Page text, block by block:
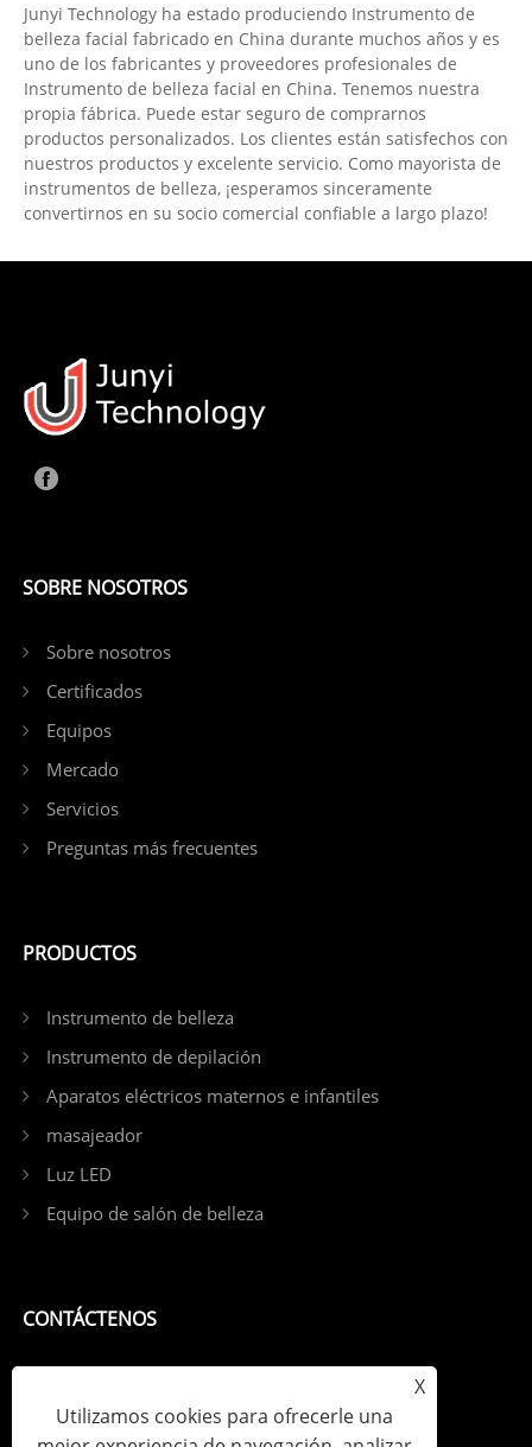
Junyi Technology ha estado produciendo Instrumento de
belleza facial fabricado en China durante muchos años y es
uno de los fabricantes y proveedores profesionales de
Instrumento de belleza facial en China. Tenemos nuestra
propia fábrica. Puede estar seguro de comprarnos
productos personalizados. Los clientes están satisfechos con
nuestros productos y excelente servicio. Como mayorista de
instrumentos de belleza, ¡esperamos sinceramente
convertirnos en su socio comercial confiable a largo plazo!
SOBRE NOSOTROS
Sobre nosotros
Certificados
Equipos
Mercado
Servicios
Preguntas más frecuentes
PRODUCTOS
Instrumento de belleza
Instrumento de depilación
Aparatos eléctricos maternos e infantiles
masajeador
Luz LED
Equipo de salón de belleza
CONTÁCTENOS
Correo electrónico: sales@szjybeauty.com
X
Utilizamos cookies para ofrecerle una